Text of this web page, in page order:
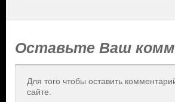
Оставьте Ваш
Для того чтобы оставить
сайте.